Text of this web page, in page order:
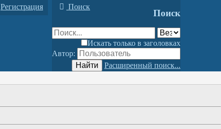
Регистрация Поиск
Поиск
Искать только в заголовках
Автор:
Найти
Расширенный поиск...